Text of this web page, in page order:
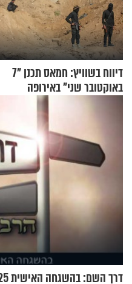
דיווח בשוויץ: חמאס תכנן "7
באוקטובר שני" באירופה
דרך השם: בהשגחה האישית #25, חלק ב